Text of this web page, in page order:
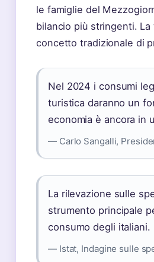
le famiglie del
bilancio più stringenti.
concetto tradizionale di
Nel 2024 i consumi
turistica daranno un
economia è ancora in
— Carlo Sangalli,
La rilevazione sulle
strumento principale
consumo degli italiani.
— Istat, Indagine sulle